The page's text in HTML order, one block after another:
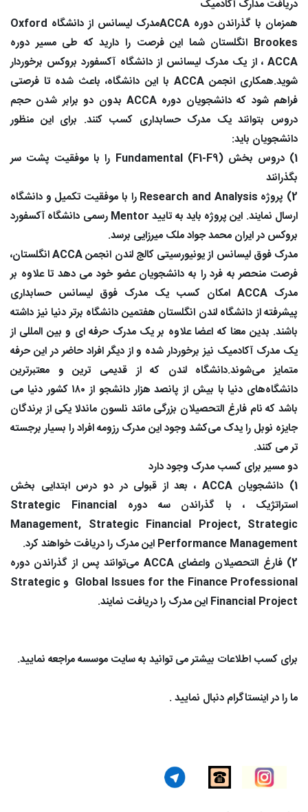
دریافت مدارک آکادمیک
همزمان با گذراندن دوره ACCAمدرک لیسانس از دانشگاه
Oxford
Brookes انگلستان شما این فرصت را دارید که طی مسیر دوره
ACCA ، از یک مدرک لیسانس از دانشگاه آکسفورد بروکس برخوردار
شوید.همکاری انجمن ACCA با این دانشگاه، باعث شده تا فرصتی
فراهم شود که دانشجویان دوره ACCA بدون دو برابر شدن حجم
دروس بتوانند یک مدرک حسابداری کسب کنند. برای این منظور
دانشجویان باید:
1) دروس بخش Fundamental (F1-F9) را با موفقیت پشت سر
بگذرانند
2) پروژه Research and Analysis را با موفقیت تکمیل و دانشگاه
ارسال نمایند. این پروژه باید به تایید Mentor رسمی دانشگاه آکسفورد
بروکس در ایران محمد جواد ملک میرزایی برسد.
مدرک فوق لیسانس از یونیورسیتی کالج لندن انجمن ACCA انگلستان،
فرصت منحصر به فرد را به دانشجویان عضو خود می دهد تا علاوه بر
مدرک ACCA امکان کسب یک مدرک فوق لیسانس حسابداری
پیشرفته از دانشگاه لندن انگلستان هفتمین دانشگاه برتر دنیا نیز داشته
باشند. بدین معنا که اعضا علاوه بر یک مدرک حرفه ای و بین المللی از
یک مدرک آکادمیک نیز برخوردار شده و از دیگر افراد حاضر در این حرفه
متمایز می‌شوند.دانشگاه لندن که از قدیمی ترین و معتبرترین
دانشگاه‌های دنیا با بیش از پانصد هزار دانشجو از ۱۸۰ کشور دنیا می
باشد که نام فارغ التحصیلان بزرگی مانند نلسون ماندلا یکی از برندگان
جایزه نوبل را یدک می‌کشد وجود این مدرک رزومه افراد را بسیار برجسته
تر می کنند.
دو مسیر برای کسب مدرک وجود دارد
1) دانشجویان ACCA ، بعد از قبولی در دو درس ابتدایی بخش
استراتژیک ، با گذراندن سه دوره Strategic Financial
Management, Strategic Financial Project, Strategic
Performance Management این مدرک را دریافت خواهند کرد.
2) فارغ التحصیلان واعضای ACCA می‌توانند پس از گذراندن دوره
Global Issues for the Finance Professional و Strategic
Financial Project این مدرک را دریافت نمایند.
برای کسب اطلاعات بیشتر می توانید به سایت موسسه مراجعه نمایید.
ما را در اینستاگرام دنبال نمایید .